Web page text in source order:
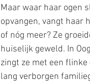
Maar waar haar ogen
opvangen, vangt haar
of nóg meer? Ze
huiselijk geweld. In
zingt ze met een
lang verborgen